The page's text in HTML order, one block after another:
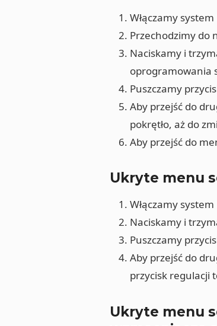
Włączamy system
Przechodzimy do
Naciskamy i
oprogramowania
Puszczamy
Aby przejść do
pokrętło, aż do
Aby przejść do
Ukryte menu
Włączamy system
Naciskamy i
Puszczamy
Aby przejść do
przycisk regulacji
Ukryte menu